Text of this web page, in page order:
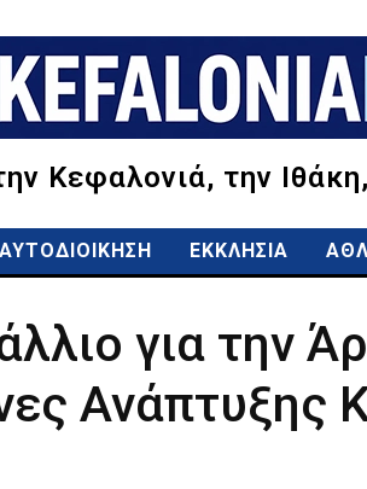
Κεφαλονιά, την
ΑΥΤΟΔΙΟΙΚΗΣΗ ΕΚΚΛΗΣΙΑ
για την
Ανάπτυξης